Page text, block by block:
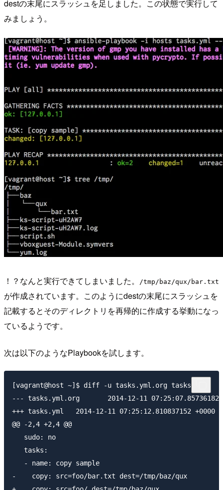
destの末尾にスラッシュを足しました。この状態で実行して
みましょう。
！？なんと実行できてしまいました。 /tmp/baz/qux/bar.txt
が作成されています。このようにdestの末尾にスラッシュを
記載するとそのディレクトリを再帰的に作成する挙動になっ
ているようです。
次は以下のようなPlaybookを試します。
[vagrant@host ~]$ diff -u tasks.yml.org tasks.yml
--- tasks.yml.org	2014-12-11 07:25:07.857361826 +0000
+++ tasks.yml	2014-12-11 07:25:12.810837152 +0000
@@ -2,4 +2,4 @@
   sudo: no
   tasks:
   - name: copy sample
-    copy: src=foo/bar.txt dest=/tmp/baz/qux